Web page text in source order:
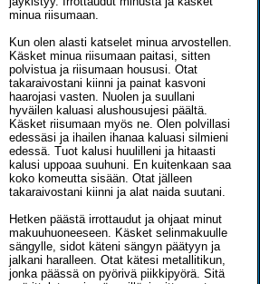
minua riisumaan.
Kun olen alasti katselet minua arvostellen.
Käsket minua riisumaan paitasi, sitten
polvistua ja riisumaan housusi. Otat
takaraivostani kiinni ja painat kasvoni
haarojasi vasten. Nuolen ja suullani
hyväilen kaluasi alushousujesi päältä.
Käsket riisumaan myös ne. Olen polvillasi
edessäsi ja ihailen ihanaa kaluasi silmieni
edessä. Tuot kalusi huulilleni ja hitaasti
kalusi uppoaa suuhuni. En kuitenkaan saa
koko komeutta sisään. Otat jälleen
takaraivostani kiinni ja alat naida suutani.
Hetken päästä irrottaudut ja ohjaat minut
makuuhuoneeseen. Käsket selinmakuulle
sängylle, sidot käteni sängyn päätyyn ja
jalkani haralleen. Otat kätesi metallitikun,
jonka päässä on pyörivä piikkipyörä. Sitä